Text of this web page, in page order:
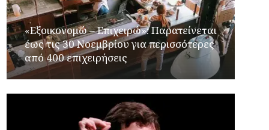
«Εξοικονομώ – Επιχειρώ»: Παρατείνεται
έως τις 30 Νοεμβρίου για περισσότερες
από 400 επιχειρήσεις